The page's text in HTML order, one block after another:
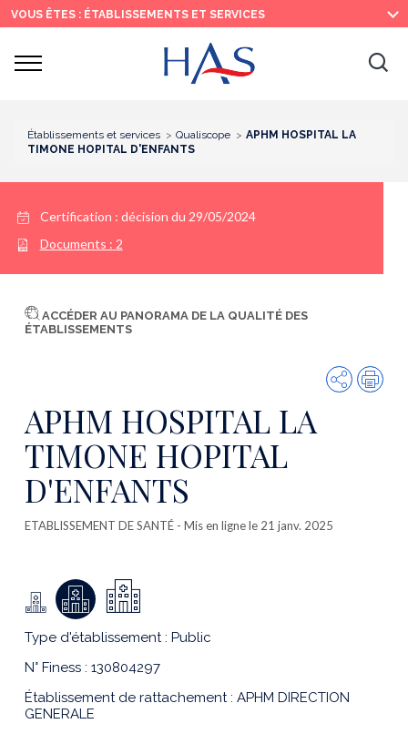
Recherche
Menu
principal
Contenu
principal
VOUS ÊTES : ÉTABLISSEMENTS ET SERVICES
Ouvrir
Établissements et services Qualiscope
APHM HOSPITAL LA
TIMONE HOPITAL D'ENFANTS
Certification : décision du 29/05/2024
Documents : 2
ACCÉDER AU PANORAMA DE LA QUALITÉ DES
ÉTABLISSEMENTS
Partager
APHM HOSPITAL LA
TIMONE HOPITAL
D'ENFANTS
ETABLISSEMENT DE SANTÉ - Mis en ligne le 21 janv. 2025
Type d'établissement : Public
N° Finess : 130804297
Établissement de rattachement : APHM DIRECTION
GENERALE